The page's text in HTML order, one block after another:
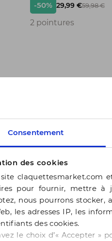
Consentement
des cookies
claquettesmarket.com
pour fournir, mettre à
nous pourrons
les adresses IP, les
des cookies.
le choix d’« Accepter »
-50% 29,99 €59,98 €
2 pointures